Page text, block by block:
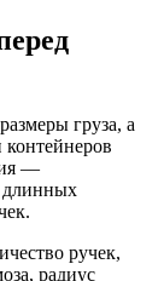
груза, а
—
длинных
ручек,
радиус